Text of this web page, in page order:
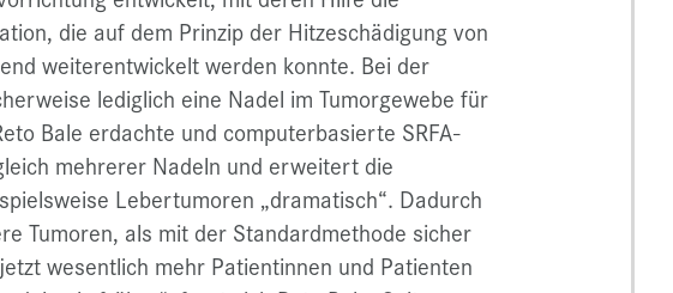
die auf dem Prinzip der Hitzeschädigung von
weiterentwickelt werden konnte. Bei der
lediglich eine Nadel im Tumorgewebe für
Bale erdachte und computerbasierte SRFA-
mehrerer Nadeln und erweitert die
Lebertumoren „dramatisch“. Dadurch
Tumoren, als mit der Standardmethode sicher
wesentlich mehr Patientinnen und Patienten